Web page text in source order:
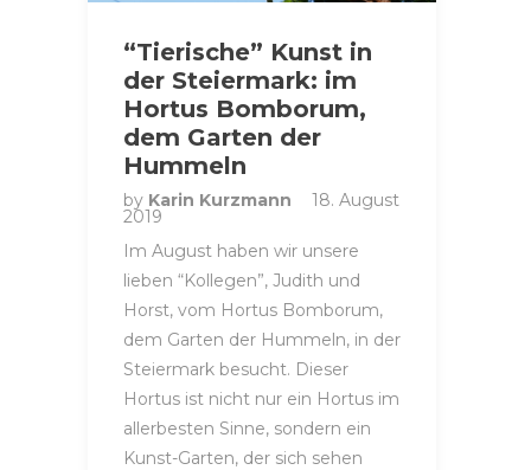
“Tierische” Kunst in
der Steiermark: im
Hortus Bomborum,
dem Garten der
Hummeln
by Karin Kurzmann 18. August
2019
Im August haben wir unsere
lieben “Kollegen”, Judith und
Horst, vom Hortus Bomborum,
dem Garten der Hummeln, in der
Steiermark besucht. Dieser
Hortus ist nicht nur ein Hortus im
allerbesten Sinne, sondern ein
Kunst-Garten, der sich sehen